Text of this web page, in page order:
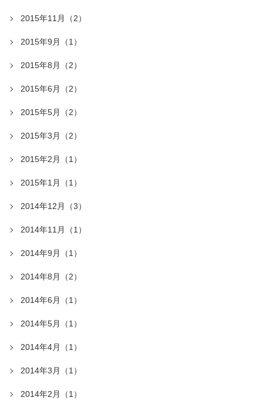
2015年11月（2）
2015年9月（1）
2015年8月（2）
2015年6月（2）
2015年5月（2）
2015年3月（2）
2015年2月（1）
2015年1月（1）
2014年12月（3）
2014年11月（1）
2014年9月（1）
2014年8月（2）
2014年6月（1）
2014年5月（1）
2014年4月（1）
2014年3月（1）
2014年2月（1）